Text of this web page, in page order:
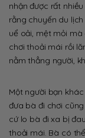
nhận được rất
rằng chuyến du
uể oải, mệt mỏi
chơi thoải mái rồi
nằm thẳng người,
Một người bạn
đưa bà đi chơi
cứ lo bà đi xa bị
thoải mái. Bà có